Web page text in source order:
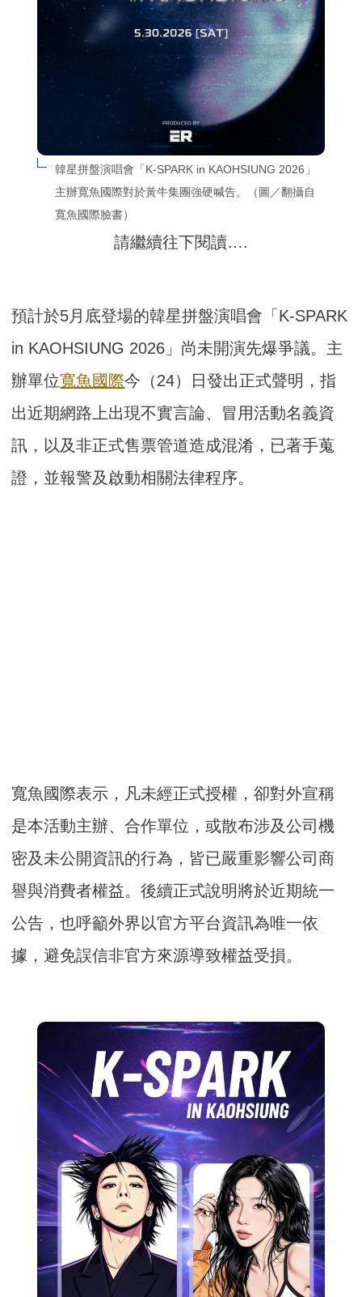
韓星拼盤演唱會「K-SPARK in KAOHSIUNG 2026」
主辦寬魚國際對於黃牛集團強硬喊告。（圖／翻攝自
寬魚國際臉書）
請繼續往下閱讀….
預計於5月底登場的韓星拼盤演唱會「K-SPARK
in KAOHSIUNG 2026」尚未開演先爆爭議。主
辦單位寬魚國際今（24）日發出正式聲明，指
出近期網路上出現不實言論、冒用活動名義資
訊，以及非正式售票管道造成混淆，已著手蒐
證，並報警及啟動相關法律程序。
寬魚國際表示，凡未經正式授權，卻對外宣稱
是本活動主辦、合作單位，或散布涉及公司機
密及未公開資訊的行為，皆已嚴重影響公司商
譽與消費者權益。後續正式說明將於近期統一
公告，也呼籲外界以官方平台資訊為唯一依
據，避免誤信非官方來源導致權益受損。